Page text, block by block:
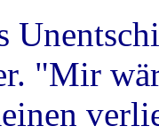
"Mir